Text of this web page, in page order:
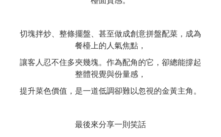
切塊拌炒、整條擺盤、甚至做成創意拼盤配菜，成為
餐檯上的人氣焦點，
讓客人忍不住多夾幾塊。作為配角的它，卻總能撐起
整體視覺與份量感，
提升菜色價值，是一道低調卻難以忽視的金黃主角。
最後來分享一則笑話